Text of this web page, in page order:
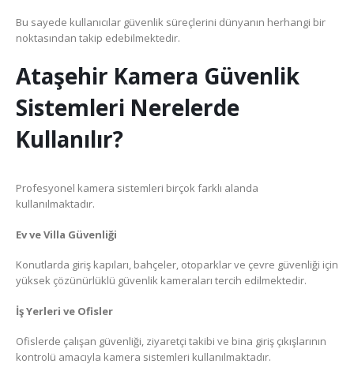
Bu sayede kullanıcılar güvenlik süreçlerini dünyanın herhangi bir
noktasından takip edebilmektedir.
Ataşehir Kamera Güvenlik
Sistemleri Nerelerde
Kullanılır?
Profesyonel kamera sistemleri birçok farklı alanda
kullanılmaktadır.
Ev ve Villa Güvenliği
Konutlarda giriş kapıları, bahçeler, otoparklar ve çevre güvenliği için
yüksek çözünürlüklü güvenlik kameraları tercih edilmektedir.
İş Yerleri ve Ofisler
Ofislerde çalışan güvenliği, ziyaretçi takibi ve bina giriş çıkışlarının
kontrolü amacıyla kamera sistemleri kullanılmaktadır.